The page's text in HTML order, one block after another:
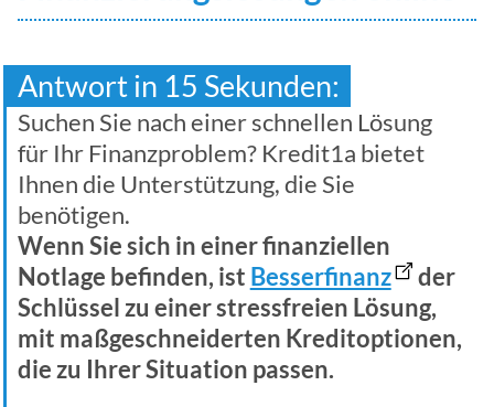
Antwort in 15 Sekunden:
Suchen Sie nach einer schnellen Lösung
für Ihr Finanzproblem? Kredit1a bietet
Ihnen die Unterstützung, die Sie
benötigen.
Wenn Sie sich in einer finanziellen
Notlage befinden, ist Besserfinanz
der
Schlüssel zu einer stressfreien Lösung,
mit maßgeschneiderten Kreditoptionen,
die zu Ihrer Situation passen.